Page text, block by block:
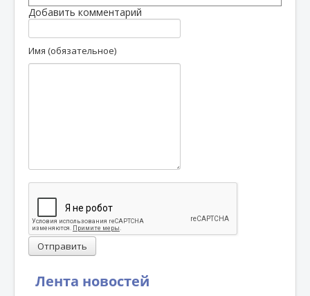
Лента новостей
Добавить комментарий
Имя (обязательное)
Отправить